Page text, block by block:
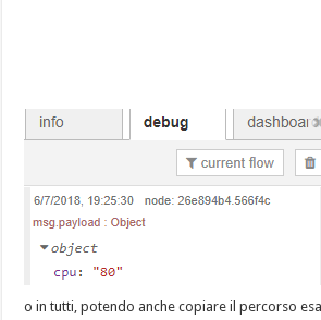
o in tutti, potendo anche copiare il percorso